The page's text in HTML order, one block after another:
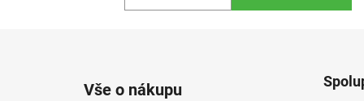
Vše o nákupu